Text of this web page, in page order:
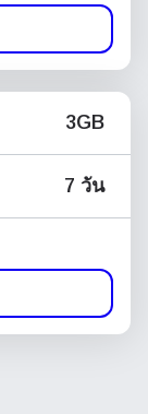
3GB
7 วัน